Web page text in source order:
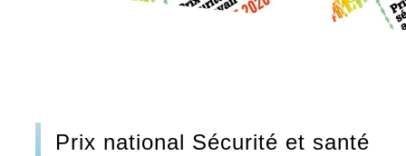
Prix national Sécurité et santé